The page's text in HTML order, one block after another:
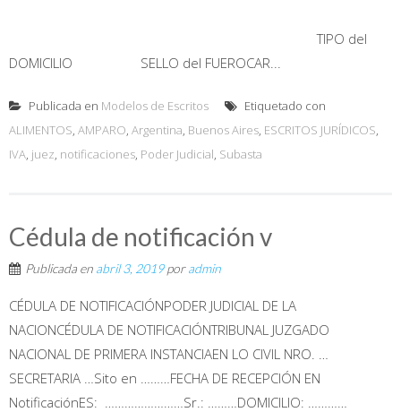
TIPO del
DOMICILIO SELLO del FUEROCAR...
Publicada en Modelos de Escritos
Etiquetado con
ALIMENTOS, AMPARO, Argentina, Buenos Aires, ESCRITOS JURÍDICOS,
IVA, juez, notificaciones, Poder Judicial, Subasta
Cédula de notificación v
Publicada en abril 3, 2019poradmin
CÉDULA DE NOTIFICACIÓNPODER JUDICIAL DE LA
NACIONCÉDULA DE NOTIFICACIÓNTRIBUNAL JUZGADO
NACIONAL DE PRIMERA INSTANCIAEN LO CIVIL NRO. …
SECRETARIA …Sito en ………FECHA DE RECEPCIÓN EN
NotificaciónES: ……………………Sr.: ………DOMICILIO: …………